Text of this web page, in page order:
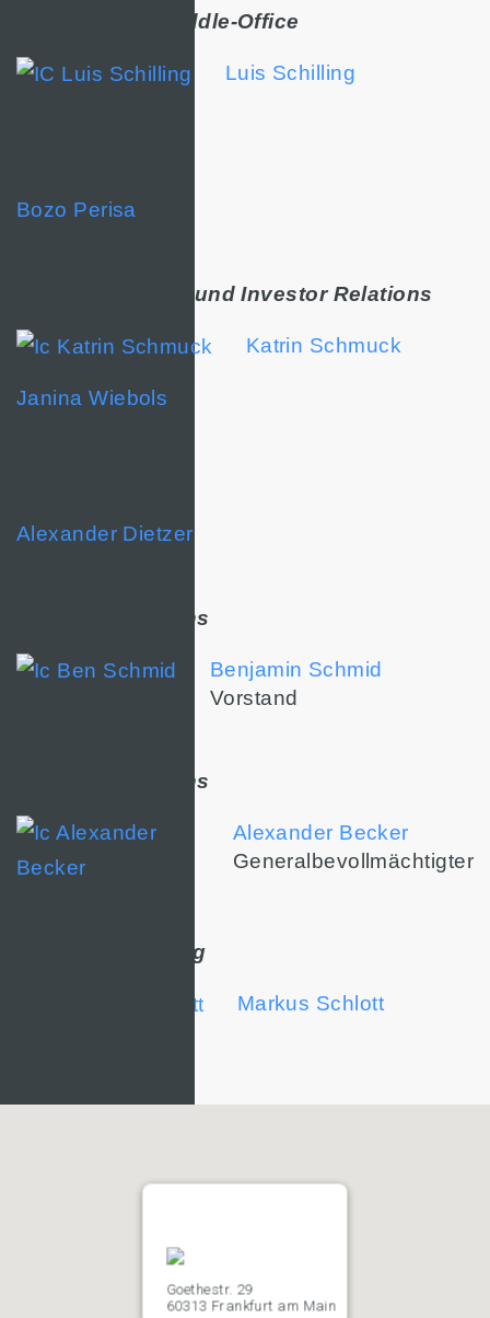
Operations & Middle-Office
Luis Schilling
Bozo Perisa
Public Relations und Investor Relations
Katrin Schmuck
Janina Wiebols
Alexander Dietzer
Market Operations
Benjamin Schmid
Vorstand
Market Operations
Alexander Becker
Generalbevollmächtigter
Risiko Controlling
Markus Schlott
Goethestr. 29
60313 Frankfurt am Main